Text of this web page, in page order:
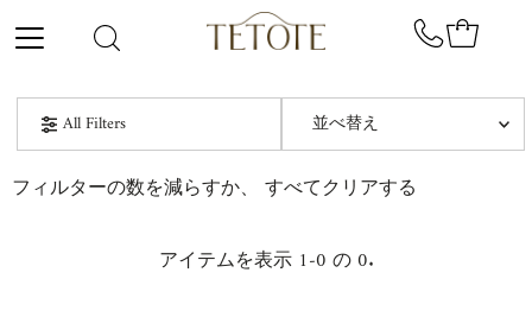
コンテンツにスキップ
All Filters
え
オススメ
フィルターの数を減らすか、 すべてクリアする
アイテムを表示 1-0 の 0.